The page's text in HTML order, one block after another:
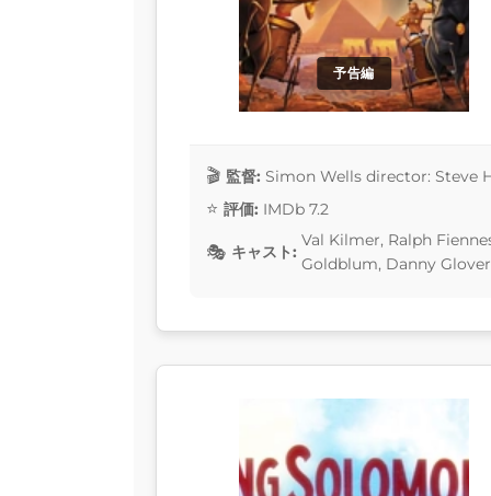
予告編
監督: Simon Wells director: Steve
評価: IMDb 7.2
キャスト:
Val Kilmer, Ralph
Goldblum, Danny Glover